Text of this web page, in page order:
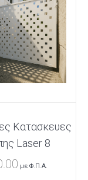
Κατασκευες
Laser 8
με Φ.Π.Α.